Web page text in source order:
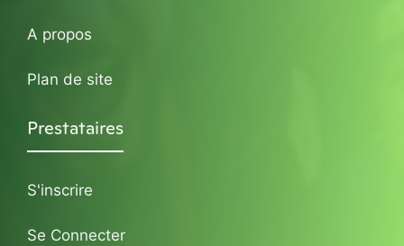
A propos
Plan de site
Prestataires
S'inscrire
Se Connecter